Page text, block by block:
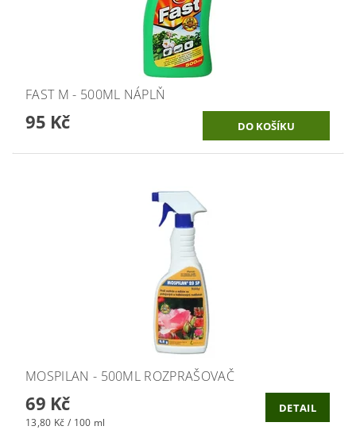
FAST M - 500ML NÁPLŇ
95 Kč
MOSPILAN - 500ML ROZPRAŠOVAČ
69 Kč
13,80 Kč / 100 ml
DETAIL